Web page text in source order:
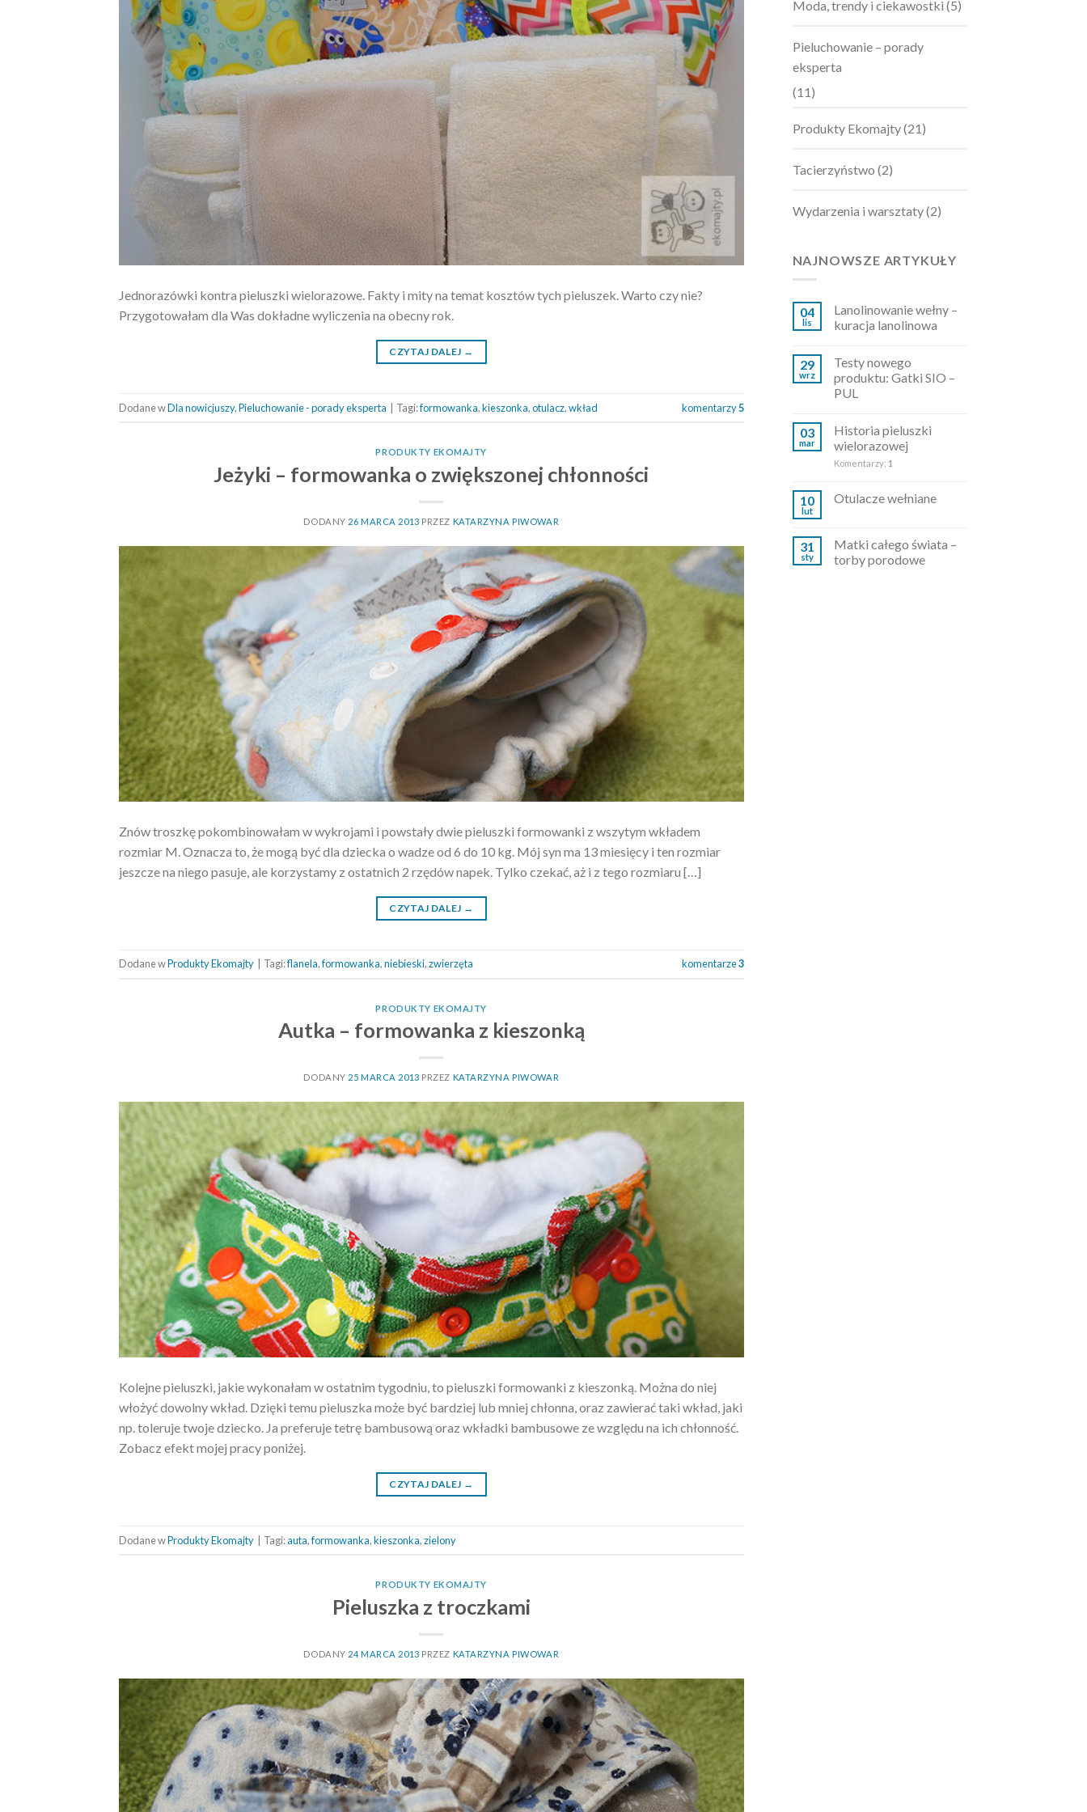
Jednorazówki kontra pieluszki wielorazowe. Fakty i mity na temat kosztów tych pieluszek. Warto czy nie?
Przygotowałam dla Was dokładne wyliczenia na obecny rok.
CZYTAJ DALEJ →
Dodane wDla nowicjuszy,Pieluchowanie - porady eksperta | Tagi:formowanka,kieszonka,otulacz,wkład komentarzy5
PRODUKTY EKOMAJTY
Jeżyki – formowanka o zwiększonej chłonności
DODANY 26 MARCA 2013 PRZEZ KATARZYNA PIWOWAR
Znów troszkę pokombinowałam w wykrojami i powstały dwie pieluszki formowanki z wszytym wkładem
rozmiar M. Oznacza to, że mogą być dla dziecka o wadze od 6 do 10 kg. Mój syn ma 13 miesięcy i ten rozmiar
jeszcze na niego pasuje, ale korzystamy z ostatnich 2 rzędów napek. Tylko czekać, aż i z tego rozmiaru […]
CZYTAJ DALEJ →
Dodane wProdukty Ekomajty Tagi:flanela,formowanka,niebieski,zwierzęta komentarze3
PRODUKTY EKOMAJTY
Autka – formowanka z kieszonką
DODANY 25 MARCA 2013 PRZEZ KATARZYNA PIWOWAR
Kolejne pieluszki, jakie wykonałam w ostatnim tygodniu, to pieluszki formowanki z kieszonką. Można do niej
włożyć dowolny wkład. Dzięki temu pieluszka może być bardziej lub mniej chłonna, oraz zawierać taki wkład, jaki
np. toleruje twoje dziecko. Ja preferuje tetrę bambusową oraz wkładki bambusowe ze względu na ich chłonność.
Zobacz efekt mojej pracy poniżej.
CZYTAJ DALEJ →
Dodane wProdukty Ekomajty Tagi:auta,formowanka,kieszonka,zielony
PRODUKTY EKOMAJTY
Pieluszka z troczkami
DODANY 24 MARCA 2013 PRZEZ KATARZYNA PIWOWAR
Moda, trendy i ciekawostki (5)
Pieluchowanie – porady
eksperta
(11)
Produkty Ekomajty(21)
Tacierzyństwo (2)
Wydarzenia i warsztaty(2)
NAJNOWSZE ARTYKUŁY
04
lis
Lanolinowanie wełny –
kuracja lanolinowa
29
wrz
Testy nowego
produktu: Gatki SIO –
PUL
03
mar
Historia pieluszki
wielorazowej
Komentarzy: 1
10
lut
Otulacze wełniane
31
sty
Matki całego świata –
torby porodowe